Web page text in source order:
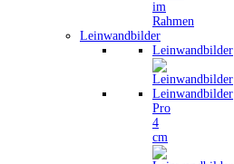
Leinwandbilder
Leinwandbilder
Leinwandbilder
Pro
4
cm